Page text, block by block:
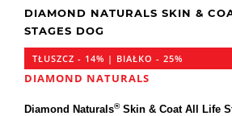
DIAMOND NATURALS SKIN &
STAGES DOG
TŁUSZCZ - 14% | BIAŁKO - 25%
DIAMOND NATURALS
Diamond Naturals®Skin & Coat All Life